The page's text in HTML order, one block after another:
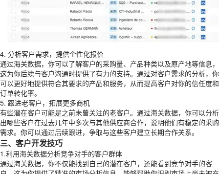
4. 分析客户需求，提供个性化报价
通过海关数据，你可以了解客户的采购量、产品种类以及原产地等信息，
这为你后续与客户沟通时提供了有力的支持。通过对客户需求的分析，你
可以更好地提供符合其要求的产品和服务，从而提高客户对你的信任度和
订单转化率。
5. 跟进老客户，拓展更多商机
有些潜在客户可能是之前未曾关注的老客户。通过海关数据，你可以分析
出哪些客户在过去几年中多次与其他供应商合作，说明他们有稳定的采购
需求。你可以通过后续跟进，争取与这些客户建立长期合作关系。
三、客户开发技巧
1.利用海关数据分析竞争对手的客户群体
通过海关数据，你不仅能找到自己的潜在客户，还能看到竞争对手的客